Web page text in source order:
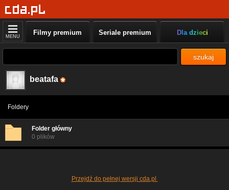
MENU Filmy premium Seriale premium Dla dzieci
szukaj
beatafa
Foldery
Folder główny
0 plików
Przejdź do pełnej wersji cda.pl